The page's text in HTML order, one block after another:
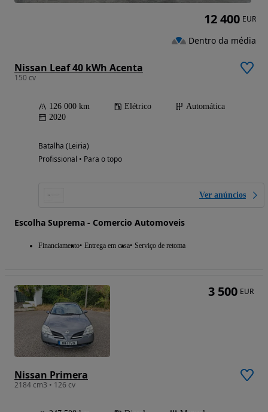
Nissan Leaf 40 kWh Acenta
150 cv
126 000 km Elétrico
Automática
2020
Batalha (Leiria)
Profissional • Para o topo
Ver anúncios
Escolha Suprema - Comercio Automoveis
Financiamento Entrega em casa Serviço de retoma
12 400 EUR
Dentro da média
Nissan Primera
2184 cm3 • 126 cv
3 500 EUR